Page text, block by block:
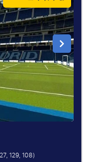
129, 108)